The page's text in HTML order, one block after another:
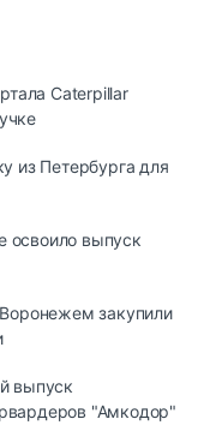
Caterpillar
из Петербурга для
освоило выпуск
закупили
выпуск
"Амкодор"